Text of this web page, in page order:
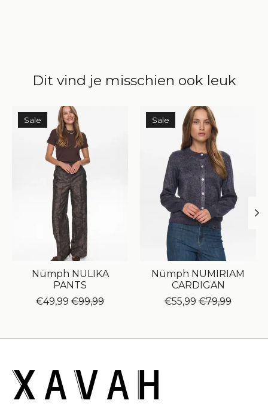
Dit vind je misschien ook leuk
Items van productcarrousel
Sale
Nümph NULIKA
PANTS
€49,99 €99,99
Sale
Nümph NUMIRIAM
CARDIGAN
€55,99 €79,99